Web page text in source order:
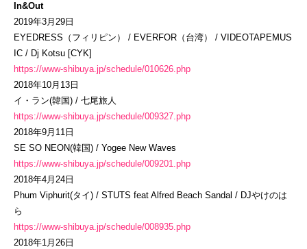
In&Out
2019年3月29日
EYEDRESS（フィリピン） / EVERFOR（台湾） / VIDEOTAPEMUS
IC / Dj Kotsu [CYK]
https://www-shibuya.jp/schedule/010626.php
2018年10月13日
イ・ラン(韓国) / 七尾旅人
https://www-shibuya.jp/schedule/009327.php
2018年9月11日
SE SO NEON(韓国) / Yogee New Waves
https://www-shibuya.jp/schedule/009201.php
2018年4月24日
Phum Viphurit(タイ) / STUTS feat Alfred Beach Sandal / DJやけのは
ら
https://www-shibuya.jp/schedule/008935.php
2018年1月26日